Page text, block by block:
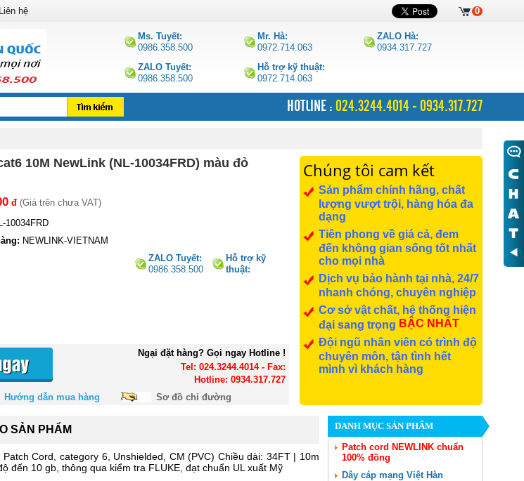
Ms. Tuyết:
0986.358.500
Mr. Hà:
0972.714.063
ZALO Hà:
0934.317.727
ZALO Tuyết:
0986.358.500
Hỗ trợ kỹ thuật:
0972.714.063
HOTLINE : 024.3244.4014 - 0934.317.727
10M NewLink (NL-10034FRD) màu đỏ
đ (Giá trên chưa VAT)
10034FRD
NEWLINK-VIETNAM
ZALO Tuyết:
0986.358.500
Hỗ trợ kỹ
thuật:
Ngại đặt hàng? Gọi ngay Hotline !
Tel: 024.3244.4014 - Fax:
Hotline: 0934.317.727
Hướng dẫn mua hàng
Sơ đồ chỉ đường
Chúng tôi cam kết
Sản phẩm chính hãng, chất
lượng vượt trội, hàng hóa đa
dạng
Tiên phong về giá cả, đem
đến không gian sống tốt nhất
cho mọi nhà
Dịch vụ bảo hành tại nhà, 24/7
nhanh chóng, chuyên nghiệp
Cơ sở vật chất, hệ thống hiện
đại sang trọng BẬC NHẤT
Đội ngũ nhân viên có trình độ
chuyên môn, tận tình hết
mình vì khách hàng
SẢN PHẨM
Cord, category 6, Unshielded, CM (PVC) Chiều dài: 34FT | 10m
đến 10 gb, thông qua kiểm tra FLUKE, đạt chuẩn UL xuất Mỹ
DANH MỤC SẢN PHẨM
Patch cord NEWLINK chuẩn
100% đồng
Dây cáp mạng Việt Hàn
0
Liên hệ